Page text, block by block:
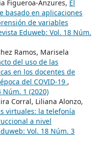
Figueroa-Anzures, El
basado en aplicaciones
de variables
Eduweb: Vol. 18 Núm.
Ramos, Marisela
del uso de las
en los docentes de
del COVID-19 ,
Núm. 1 (2020)
Corral, Liliana Alonzo,
virtuales: la telefonía
a nivel
Vol. 18 Núm. 3